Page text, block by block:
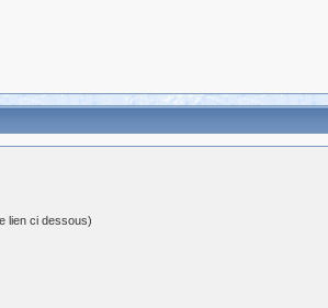
lien ci dessous)